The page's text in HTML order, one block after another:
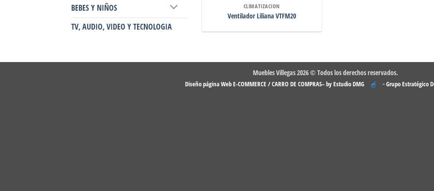
BEBES Y NIÑOS
TV, AUDIO, VIDEO Y TECNOLOGIA
CLIMATIZACION
Ventilador Liliana VTFM20
Muebles Villegas 2026 © Todos los derechos reservados.
Diseño página Web E-COMMERCE / CARRO DE COMPRAS– by Estudio DMG -Grupo Estratégico